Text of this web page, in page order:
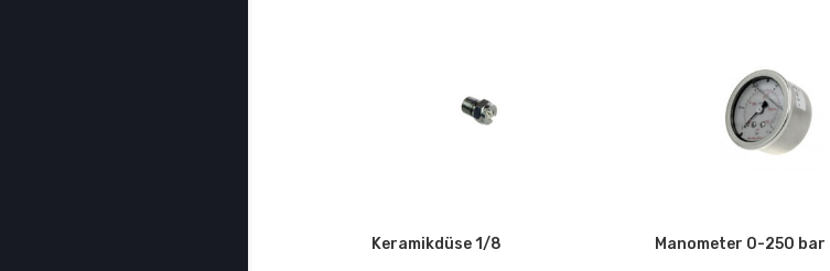
Keramikdüse 1/8 Manometer 0-250 bar